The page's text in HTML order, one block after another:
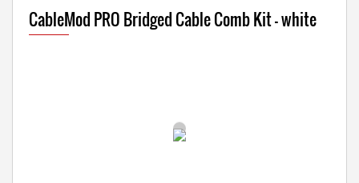
CableMod PRO Bridged Cable Comb Kit - white